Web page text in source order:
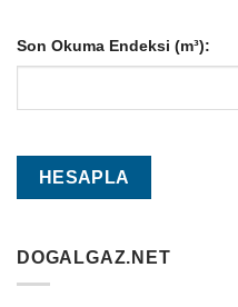
Son Okuma Endeksi (m³):
DOGALGAZ.NET